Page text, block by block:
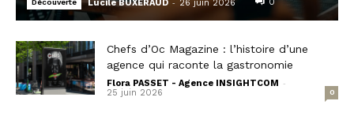
Lucile BUXERAUD 26 juin 2026
Chefs d’Oc Magazine : l’histoire d’une
agence qui raconte la gastronomie
Flora PASSET - Agence INSIGHTCOM -
25 juin 2026 0